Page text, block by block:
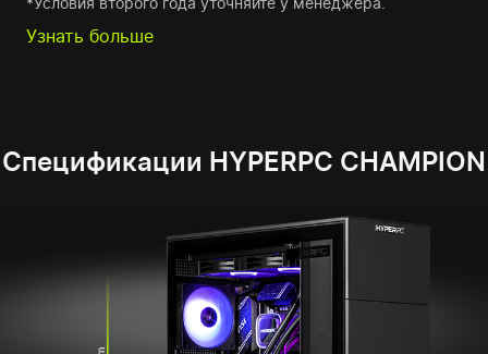
Узнать больше
Спецификации HYPERPC CHAMPION